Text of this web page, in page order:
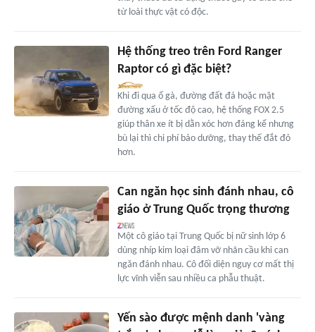
từ loài thực vật có độc.
Hệ thống treo trên Ford Ranger
Raptor có gì đặc biệt?
Khi đi qua ổ gà, đường đất đá hoặc mặt
đường xấu ở tốc độ cao, hệ thống FOX 2.5
giúp thân xe ít bị dằn xóc hơn đáng kể nhưng
bù lại thì chi phí bảo dưỡng, thay thế đắt đỏ
hơn.
Can ngăn học sinh đánh nhau, cô
giáo ở Trung Quốc trọng thương
Một cô giáo tại Trung Quốc bị nữ sinh lớp 6
dùng nhíp kim loại đâm vỡ nhãn cầu khi can
ngăn đánh nhau. Cô đối diện nguy cơ mất thị
lực vĩnh viễn sau nhiều ca phẫu thuật.
Yến sào được mệnh danh 'vàng